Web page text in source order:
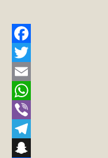
Facebook
Twitter
Email
WhatsApp
Viber
Telegram